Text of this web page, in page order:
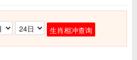
生肖相冲查询